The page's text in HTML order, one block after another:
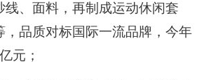
线、面料，再制成运动休闲套
，品质对标国际一流品牌，今年
元；